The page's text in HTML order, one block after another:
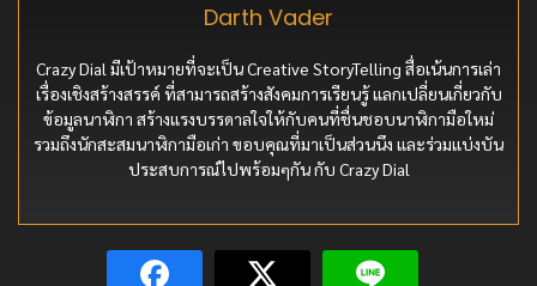
Darth Vader
Crazy Dial มีเป้าหมายที่จะเป็น Creative StoryTelling สื่อเน้นการเล่า
เรื่องเชิงสร้างสรรค์ ที่สามารถสร้างสังคมการเรียนรู้ แลกเปลี่ยนเกี่ยวกับ
ข้อมูลนาฬิกา สร้างแรงบรรดาลใจให้กับคนที่ชื่นชอบนาฬิกามือใหม่
รวมถึงนักสะสมนาฬิกามือเก่า ขอบคุณที่มาเป็นส่วนนึง และร่วมแบ่งบัน
ประสบการณ์ไปพร้อมๆกัน กับ Crazy Dial